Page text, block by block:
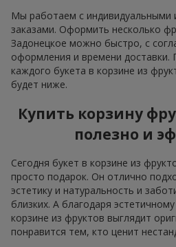
Мы работаем с индивидуальными
заказами. Оформить несколько
Задонецкое можно быстро, с
оформления и времени доставки.
каждого букета в корзине из
будет ниже.
Купить корзину
полезно и
Сегодня букет в корзине из
просто подарок. Он отлично
эстетику и натуральность и
близких. А благодаря
корзине из фруктов выглядит
понравится тем, кто ценит